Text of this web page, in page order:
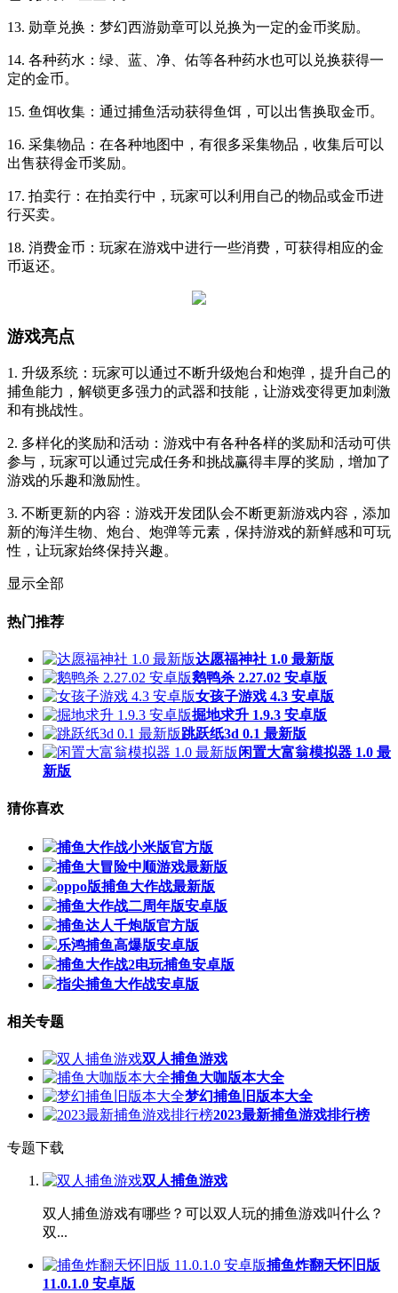
13. 勋章兑换：梦幻西游勋章可以兑换为一定的金币奖励。
14. 各种药水：绿、蓝、净、佑等各种药水也可以兑换获得一
定的金币。
15. 鱼饵收集：通过捕鱼活动获得鱼饵，可以出售换取金币。
16. 采集物品：在各种地图中，有很多采集物品，收集后可以
出售获得金币奖励。
17. 拍卖行：在拍卖行中，玩家可以利用自己的物品或金币进
行买卖。
18. 消费金币：玩家在游戏中进行一些消费，可获得相应的金
币返还。
游戏亮点
1. 升级系统：玩家可以通过不断升级炮台和炮弹，提升自己的
捕鱼能力，解锁更多强力的武器和技能，让游戏变得更加刺激
和有挑战性。
2. 多样化的奖励和活动：游戏中有各种各样的奖励和活动可供
参与，玩家可以通过完成任务和挑战赢得丰厚的奖励，增加了
游戏的乐趣和激励性。
3. 不断更新的内容：游戏开发团队会不断更新游戏内容，添加
新的海洋生物、炮台、炮弹等元素，保持游戏的新鲜感和可玩
性，让玩家始终保持兴趣。
显示全部
热门推荐
达愿福神社 1.0 最新版
鹅鸭杀 2.27.02 安卓版
女孩子游戏 4.3 安卓版
掘地求升 1.9.3 安卓版
跳跃纸3d 0.1 最新版
闲置大富翁模拟器 1.0 最
新版
猜你喜欢
捕鱼大作战小米版官方版
捕鱼大冒险中顺游戏最新版
oppo版捕鱼大作战最新版
捕鱼大作战二周年版安卓版
捕鱼达人千炮版官方版
乐鸿捕鱼高爆版安卓版
捕鱼大作战2电玩捕鱼安卓版
指尖捕鱼大作战安卓版
相关专题
双人捕鱼游戏
捕鱼大咖版本大全
梦幻捕鱼旧版本大全
2023最新捕鱼游戏排行榜
专题下载
双人捕鱼游戏
双人捕鱼游戏有哪些？可以双人玩的捕鱼游戏叫什么？
双...
捕鱼炸翻天怀旧版
11.0.1.0 安卓版